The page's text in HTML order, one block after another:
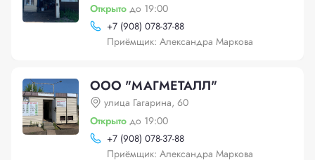
Открыто до 19:00
+7 (908) 078-37-88
Приёмщик: Александра Маркова
ООО "МАГМЕТАЛЛ"
улица Гагарина, 60
Открыто до 19:00
+7 (908) 078-37-88
Приёмщик: Александра Маркова